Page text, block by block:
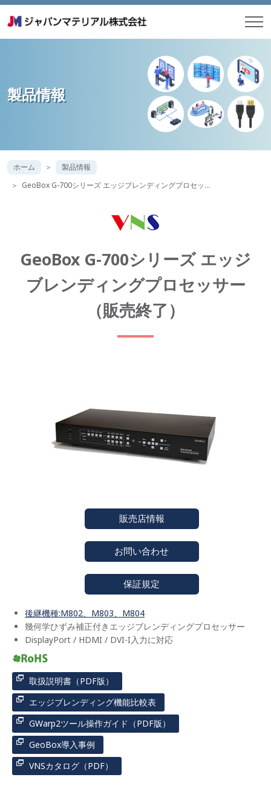
製品情報
ホーム
製品情報
GeoBox G-700シリーズ エッジブレンディングプロセッ…
GeoBox G-700シリーズ エッジ
ブレンディングプロセッサー
（販売終了）
販売店情報
お問い合わせ
保証規定
後継機種:M802、M803、M804
幾何学ひずみ補正付きエッジブレンディングプロセッサー
DisplayPort / HDMI / DVI-I入力に対応
取扱説明書（PDF版）
エッジブレンディング機能比較表
GWarp2ツール操作ガイド（PDF版）
GeoBox導入事例
VNSカタログ（PDF）